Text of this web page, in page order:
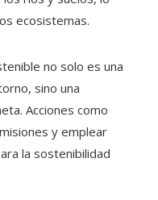
ecosistemas.
no solo es una
sino una
Acciones como
y emplear
la sostenibilidad